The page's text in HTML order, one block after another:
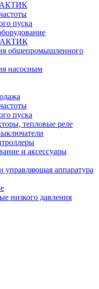
пуска
общепромышленного
насосным
пуска
тепловые реле
и аксессуары
управляющая аппаратура
низкого давления